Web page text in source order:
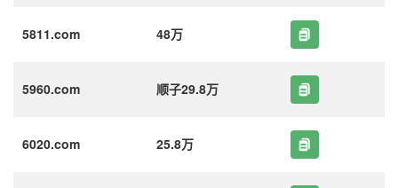
5811.com 48万
5960.com 顺子29.8万
6020.com 25.8万